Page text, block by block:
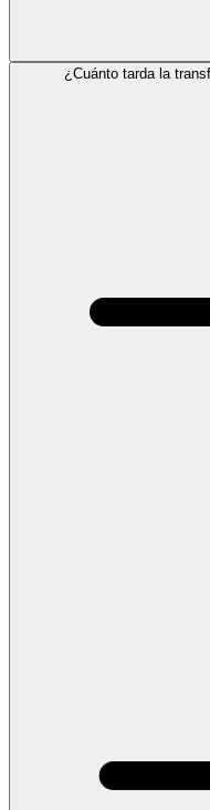
¿Cuánto tarda la